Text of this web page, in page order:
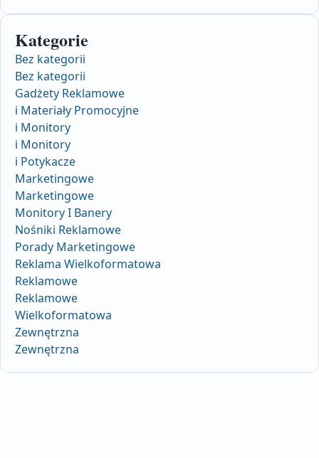
Kategorie
Bez kategorii
Bez kategorii
Gadżety Reklamowe
i Materiały Promocyjne
i Monitory
i Monitory
i Potykacze
Marketingowe
Marketingowe
Monitory I Banery
Nośniki Reklamowe
Porady Marketingowe
Reklama Wielkoformatowa
Reklamowe
Reklamowe
Wielkoformatowa
Zewnętrzna
Zewnętrzna